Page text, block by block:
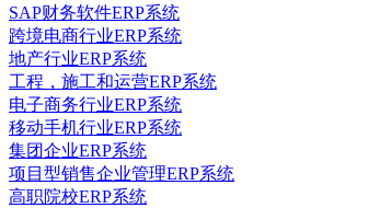
SAP财务软件ERP系统
跨境电商行业ERP系统
地产行业ERP系统
工程，施工和运营ERP系统
电子商务行业ERP系统
移动手机行业ERP系统
集团企业ERP系统
项目型销售企业管理ERP系统
高职院校ERP系统